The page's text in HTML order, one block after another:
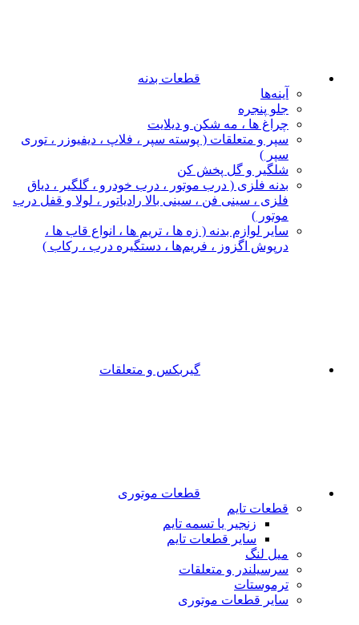
قطعات بدنه
آینه‌ها
جلو پنجره
چراغ‌ ها ، مه‌ شکن و دیلایت
سپر و متعلقات ( پوسته سپر ، فلاپ ، دیفیوزر ، توری
سپر )
شلگیر و گل‌ پخش‌ کن
بدنه فلزی ( درب موتور ، درب خودرو ، گلگیر ، دیاق
فلزی ، سینی فن ، سینی بالا رادیاتور ، لولا و قفل درب
موتور )
سایر لوازم بدنه ( زه ها ، تریم ها ، انواع قاب ها ،
درپوش اگزوز ، فریم‌ها ، دستگیره درب ، رکاب )
گیربکس و متعلقات
قطعات موتوری
قطعات تایم
زنجیر یا تسمه تایم
سایر قطعات تایم
میل لنگ
سرسیلندر و متعلقات
ترموستات
سایر قطعات موتوری